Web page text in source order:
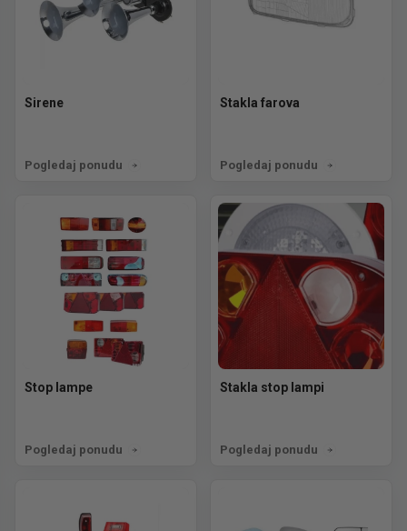
Sirene
Pogledaj ponudu
Stakla farova
Pogledaj ponudu
Stop lampe
Pogledaj ponudu
Stakla stop lampi
Pogledaj ponudu